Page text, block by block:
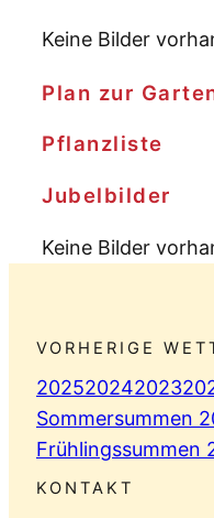
Keine Bilder
Plan zur
Pflanzliste
Jubelbilder
Keine Bilder
VORHERIGE
202520242023
Sommersummen
Frühlingssummen
KONTAKT